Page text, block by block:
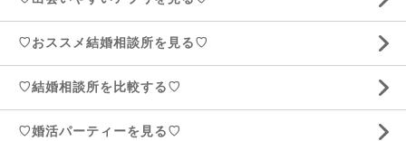
♡おススメ結婚相談所を見る♡
♡結婚相談所を比較する♡
♡婚活パーティーを見る♡